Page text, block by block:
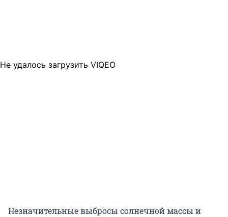
Не удалось загрузить VIQEO
Незначительные выбросы солнечной массы и